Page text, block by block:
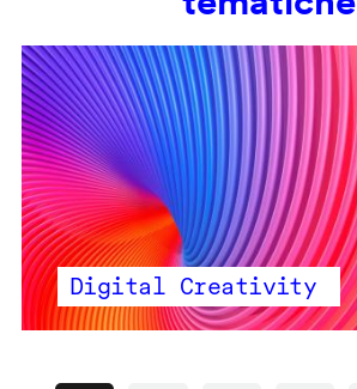
Digital Creativity